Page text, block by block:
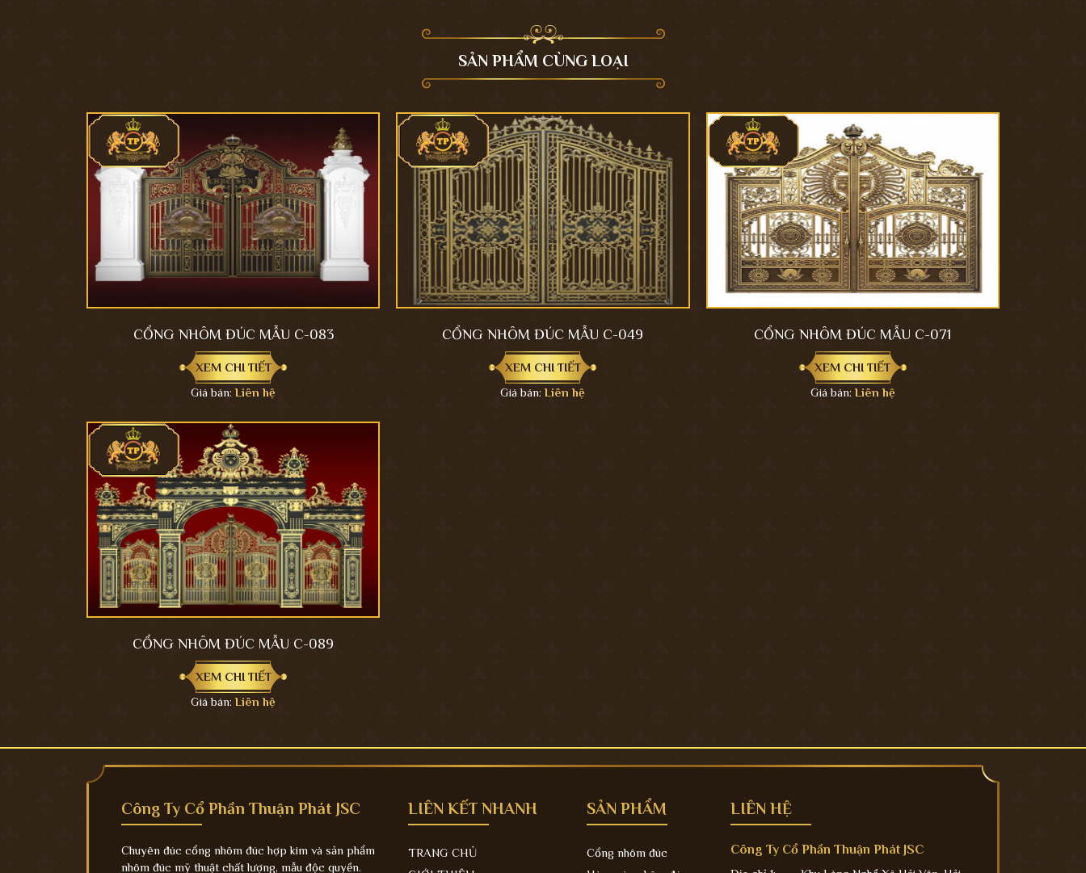
SẢN PHẨM CÙNG LOẠI
CỔNG NHÔM ĐÚC MẪU C-083
XEM CHI TIẾT
Giá bán:Liên hệ
CỔNG NHÔM ĐÚC MẪU C-049
XEM CHI TIẾT
Giá bán:Liên hệ
CỔNG NHÔM ĐÚC MẪU C-071
XEM CHI TIẾT
Giá bán:Liên hệ
CỔNG NHÔM ĐÚC MẪU C-089
XEM CHI TIẾT
Giá bán:Liên hệ
Công Ty Cổ Phần Thuận Phát JSC
Chuyên đúc cổng nhôm đúc hợp kim và sản phẩm
nhôm đúc mỹ thuật chất lượng, mẫu độc quyền.
LIÊN KẾT NHANH
TRANG CHỦ
SẢN PHẨM
Cổng nhôm đúc
LIÊN HỆ
Công Ty Cổ Phần Thuận Phát JSC